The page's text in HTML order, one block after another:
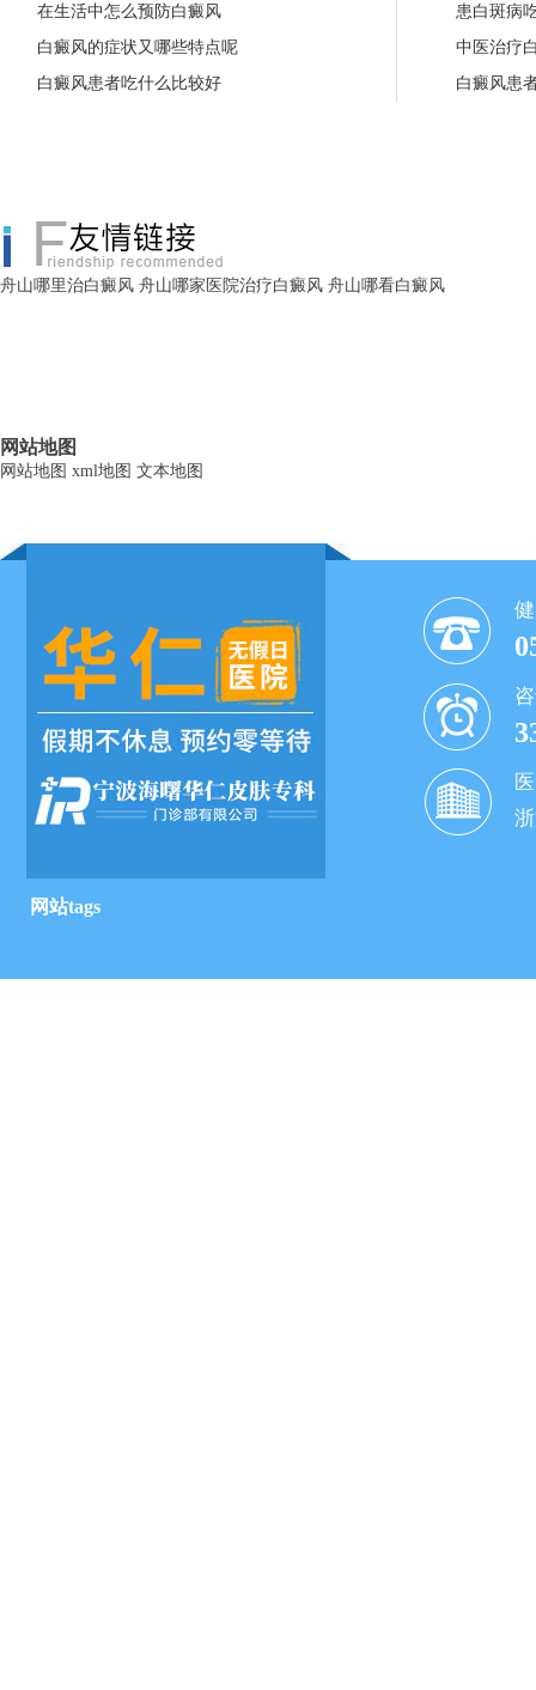
在生活中怎么预防白癜风
白癜风的症状又哪些特点呢
白癜风患者吃什么比较好
患白斑病
中医治疗
白癜风患
舟山哪里治白癜风 舟山哪家医院治疗白癜风 舟山哪看白癜风
网站地图
网站地图 xml地图 文本地图
网站tags